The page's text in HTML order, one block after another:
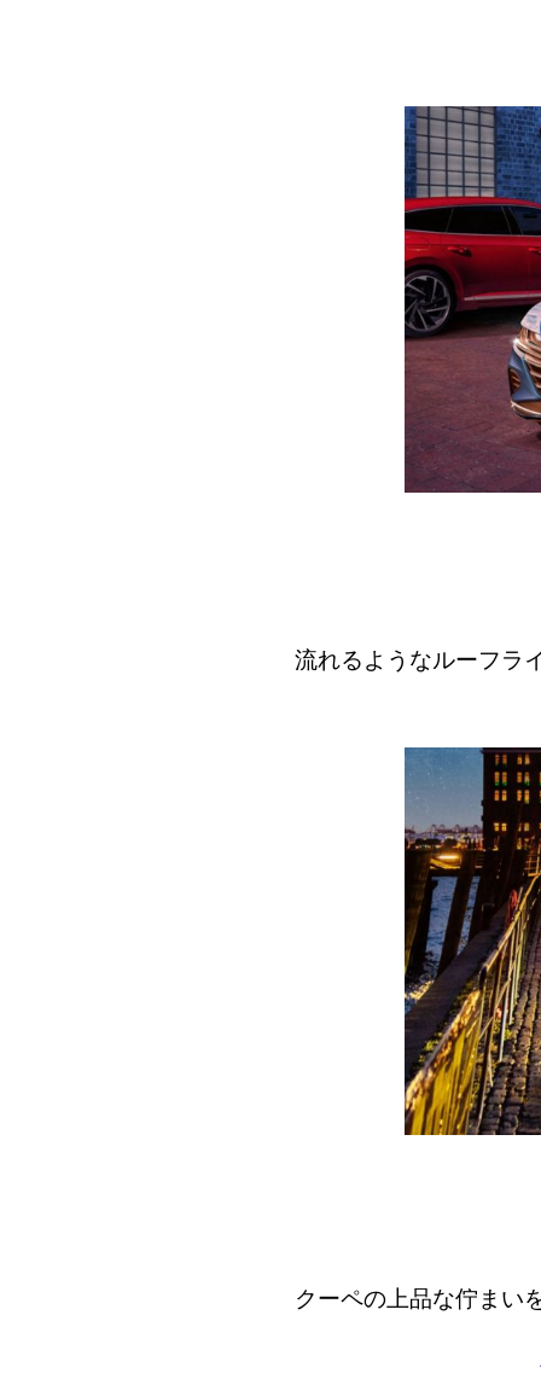
流れるようなルーフラ
クーペの上品な佇まい
Arteon